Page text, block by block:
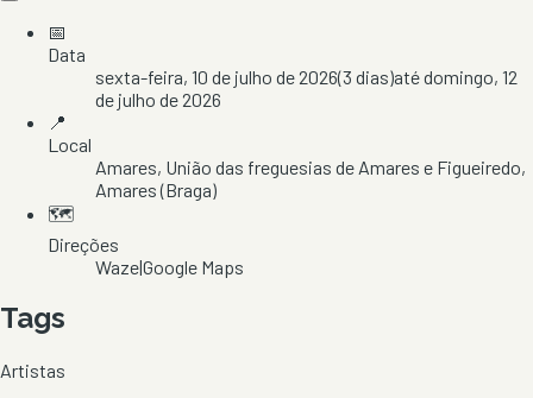
📅
Data
sexta-feira, 10 de julho de 2026(3 dias)atédomingo, 12
de julho de 2026
📍
Local
Amares, União das freguesias de Amares e Figueiredo,
Amares(Braga)
🗺️
Direções
Waze|Google Maps
Tags
Artistas